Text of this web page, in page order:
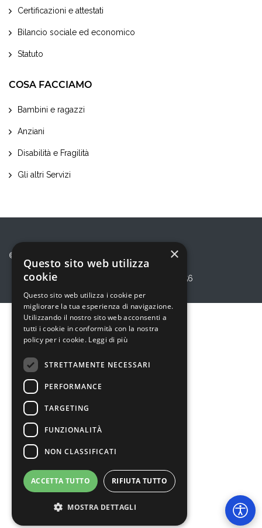
Certificazioni e attestati
Bilancio sociale ed economico
Statuto
COSA FACCIAMO
Bambini e ragazzi
Anziani
Disabilità e Fragilità
Gli altri Servizi
© 2026 Eureka! Cooperativa Sociale
P.I. 10864220156
×
Questo sito web utilizza
cookie
Questo sito web utilizza i cookie per
migliorare la tua esperienza di navigazione.
Utilizzando il nostro sito web acconsenti a
tutti i cookie in conformità con la nostra
policy per i cookie. Leggi di più
STRETTAMENTE NECESSARI
PERFORMANCE
TARGETING
FUNZIONALITÀ
NON CLASSIFICATI
ACCETTA TUTTO RIFIUTA TUTTO
MOSTRA DETTAGLI